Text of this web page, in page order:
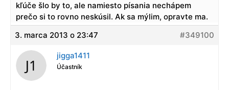
kľúče šlo by to, ale namiesto písania nechápem
prečo si to rovno neskúsil. Ak sa mýlim, opravte ma.
3. marca 2013 o 23:47
#349100
jigga1411
Účastník